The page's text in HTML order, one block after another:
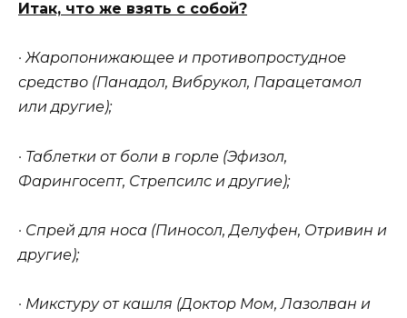
Итак, что же взять с собой?
· Жаропонижающее и противопростудное
средство (Панадол, Вибрукол, Парацетамол
или другие);
· Таблетки от боли в горле (Эфизол,
Фарингосепт, Стрепсилс и другие);
· Спрей для носа (Пиносол, Делуфен, Отривин и
другие);
· Микстуру от кашля (Доктор Мом, Лазолван и